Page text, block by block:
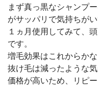
まず真っ黒なシャンプ
がサッパリで気持ちが
１ヵ月使用してみて、
です。
増毛効果はこれからかな
抜け毛は減ったような
価格が高いため、リピ